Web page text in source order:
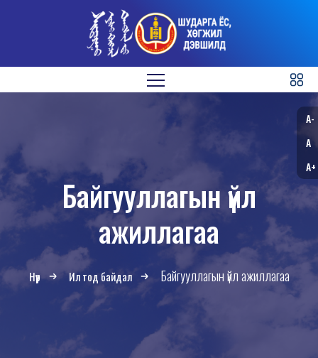
Байгууллагын үйл
ажиллагаа
Нүүр Ил тод байдал Байгууллагын үйл ажиллагаа
A-
A
A+